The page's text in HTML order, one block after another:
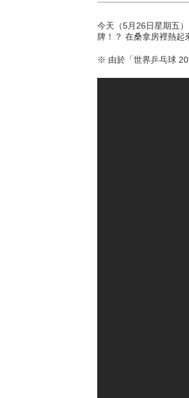
今天（5月26日星期五
牌！？ 在桑拿房裡熱起
※ 由於「世界乒乓球